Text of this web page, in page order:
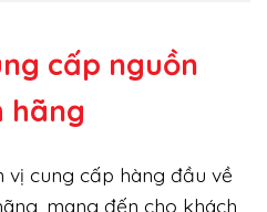
cấp nguồn
hãng
vị cung cấp hàng đầu về
mang đến cho khách